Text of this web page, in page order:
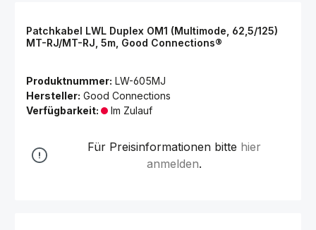
Patchkabel LWL Duplex OM1 (Multimode, 62,5/125)
MT-RJ/MT-RJ, 5m, Good Connections®
Produktnummer: LW-605MJ
Hersteller: Good Connections
Verfügbarkeit:
Im Zulauf
Für Preisinformationen bitte hier
anmelden.